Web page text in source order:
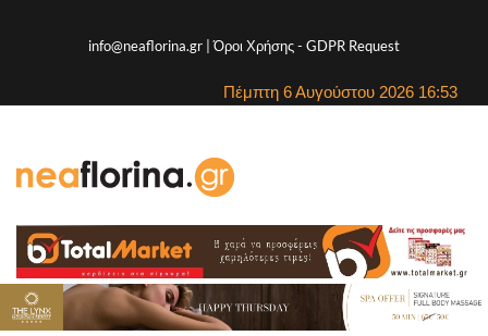
info@neaflorina.gr |Όροι Χρήσης- GDPR Request
Πέμπτη 6 Αυγούστου 2026 16:53